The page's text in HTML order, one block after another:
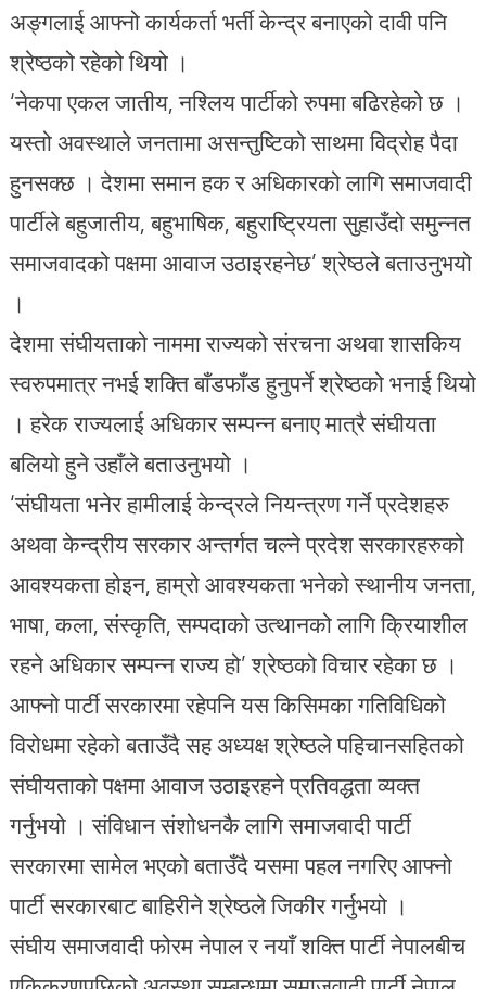
अङ्गलाई आफ्नो कार्यकर्ता भर्ती केन्द्र बनाएको दावी पनि
श्रेष्ठको रहेको थियो ।
‘नेकपा एकल जातीय, नश्लिय पार्टीको रुपमा बढिरहेको छ ।
यस्तो अवस्थाले जनतामा असन्तुष्टिको साथमा विद्रोह पैदा
हुनसक्छ । देशमा समान हक र अधिकारको लागि समाजवादी
पार्टीले बहुजातीय, बहुभाषिक, बहुराष्ट्रियता सुहाउँदो समुन्नत
समाजवादको पक्षमा आवाज उठाइरहनेछ’ श्रेष्ठले बताउनुभयो
।
देशमा संघीयताको नाममा राज्यको संरचना अथवा शासकिय
स्वरुपमात्र नभई शक्ति बाँडफाँड हुनुपर्ने श्रेष्ठको भनाई थियो
। हरेक राज्यलाई अधिकार सम्पन्न बनाए मात्रै संघीयता
बलियो हुने उहाँले बताउनुभयो ।
‘संघीयता भनेर हामीलाई केन्द्रले नियन्त्रण गर्ने प्रदेशहरु
अथवा केन्द्रीय सरकार अन्तर्गत चल्ने प्रदेश सरकारहरुको
आवश्यकता होइन, हाम्रो आवश्यकता भनेको स्थानीय जनता,
भाषा, कला, संस्कृति, सम्पदाको उत्थानको लागि क्रियाशील
रहने अधिकार सम्पन्न राज्य हो’ श्रेष्ठको विचार रहेका छ ।
आफ्नो पार्टी सरकारमा रहेपनि यस किसिमका गतिविधिको
विरोधमा रहेको बताउँदै सह अध्यक्ष श्रेष्ठले पहिचानसहितको
संघीयताको पक्षमा आवाज उठाइरहने प्रतिवद्धता व्यक्त
गर्नुभयो । संविधान संशोधनकै लागि समाजवादी पार्टी
सरकारमा सामेल भएको बताउँदै यसमा पहल नगरिए आफ्नो
पार्टी सरकारबाट बाहिरीने श्रेष्ठले जिकीर गर्नुभयो ।
संघीय समाजवादी फोरम नेपाल र नयाँ शक्ति पार्टी नेपालबीच